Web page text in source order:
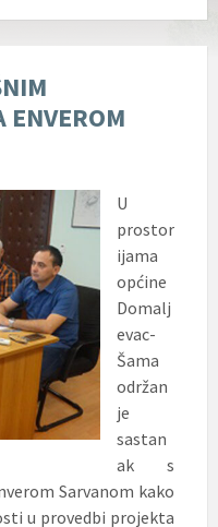
ENVEROM
U
prostor
ijama
općine
Domalj
evac-
Šama
održan
je
sastan
ak s
Sarvanom kako
u provedbi projekta